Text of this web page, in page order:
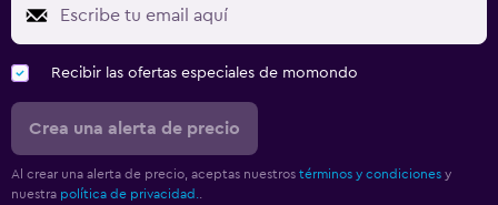
Recibir las ofertas especiales de momondo
Crea una alerta de precio
Al crear una alerta de precio, aceptas nuestros términos y condiciones y
nuestra política de privacidad.